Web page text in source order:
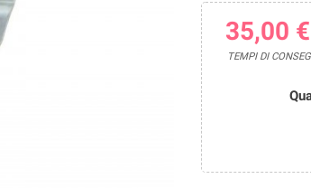
35,00 €
TEMPI DI